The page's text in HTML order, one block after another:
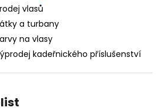
vlasů
a turbany
na vlasy
kadeřnického příslušenství